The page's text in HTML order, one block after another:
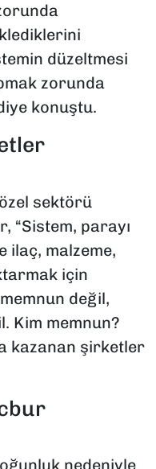
düzeltmesi
zorunda
konuştu.
sektörü
“Sistem, parayı
ilaç, malzeme,
için
değil,
Kim memnun?
kazanan şirketler
nedeniyle